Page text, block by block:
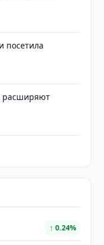
посетила
расширяют
↑ 0.24%